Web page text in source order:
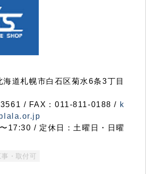
道札幌市白石区菊水6条3丁目
/ FAX：011-811-0188 / k
17:30 / 定休日：土曜日・日曜
事・取付可